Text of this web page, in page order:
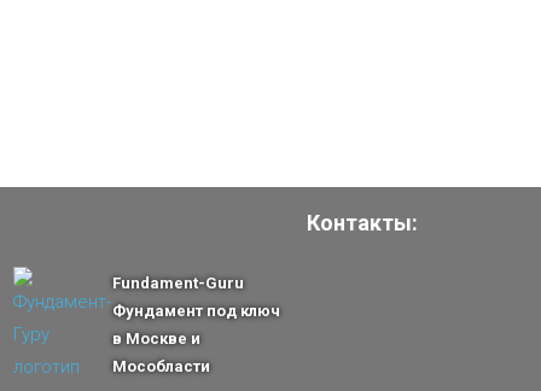
Контакты:
Fundament-Guru
Фундамент под ключ
в Москве и
Мособласти